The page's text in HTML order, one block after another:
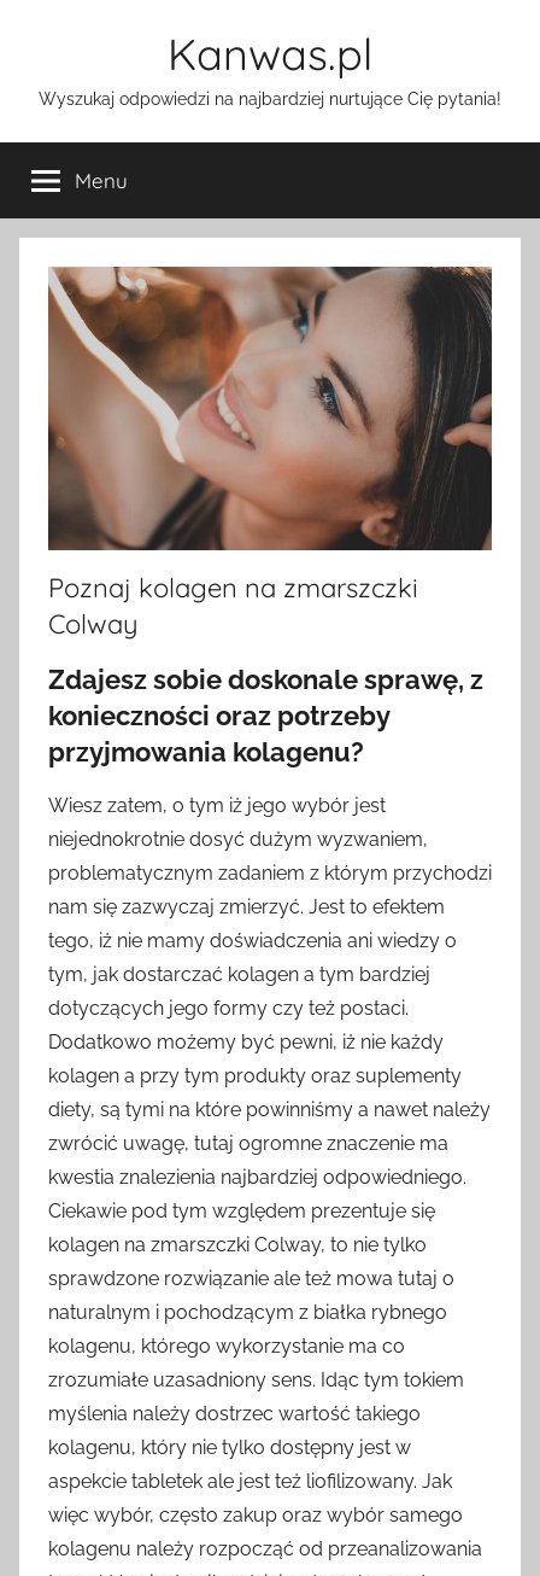
Kanwas.pl
Wyszukaj odpowiedzi na najbardziej nurtujące Cię pytania!
Menu
Poznaj kolagen na zmarszczki
Colway
Zdajesz sobie doskonale sprawę, z
konieczności oraz potrzeby
przyjmowania kolagenu?
Wiesz zatem, o tym iż jego wybór jest
niejednokrotnie dosyć dużym wyzwaniem,
problematycznym zadaniem z którym przychodzi
nam się zazwyczaj zmierzyć. Jest to efektem
tego, iż nie mamy doświadczenia ani wiedzy o
tym, jak dostarczać kolagen a tym bardziej
dotyczących jego formy czy też postaci.
Dodatkowo możemy być pewni, iż nie każdy
kolagen a przy tym produkty oraz suplementy
diety, są tymi na które powinniśmy a nawet należy
zwrócić uwagę, tutaj ogromne znaczenie ma
kwestia znalezienia najbardziej odpowiedniego.
Ciekawie pod tym względem prezentuje się
kolagen na zmarszczki Colway, to nie tylko
sprawdzone rozwiązanie ale też mowa tutaj o
naturalnym i pochodzącym z białka rybnego
kolagenu, którego wykorzystanie ma co
zrozumiałe uzasadniony sens. Idąc tym tokiem
myślenia należy dostrzec wartość takiego
kolagenu, który nie tylko dostępny jest w
aspekcie tabletek ale jest też liofilizowany. Jak
więc wybór, często zakup oraz wybór samego
kolagenu należy rozpocząć od przeanalizowania